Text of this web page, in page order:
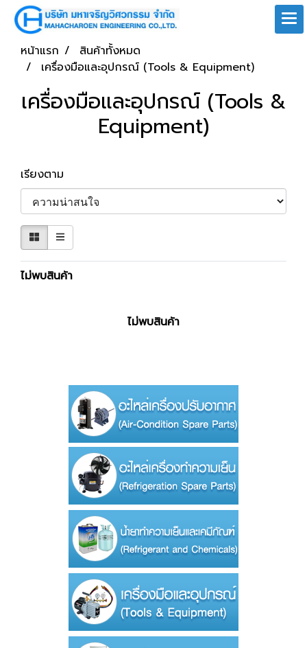
หน้าแรก
สินค้าทั้งหมด
เครื่องมือและอุปกรณ์ (Tools & Equipment)
เครื่องมือและอุปกรณ์ (Tools &
Equipment)
เรียงตาม
ไม่พบสินค้า
ไม่พบสินค้า